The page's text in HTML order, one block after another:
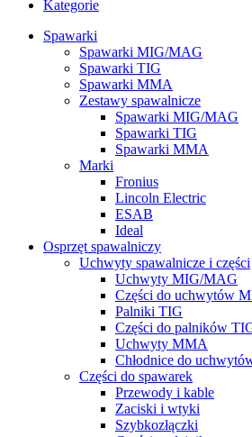
Kategorie
Spawarki
Spawarki MIG/MAG
Spawarki TIG
Spawarki MMA
Zestawy spawalnicze
Spawarki MIG/MAG
Spawarki TIG
Spawarki MMA
Marki
Fronius
Lincoln Electric
ESAB
Ideal
Osprzęt spawalniczy
Uchwyty spawalnicze i części
Uchwyty MIG/MAG
Części do uchwytów
Palniki TIG
Części do palników
Uchwyty MMA
Chłodnice do
Części do spawarek
Przewody i kable
Zaciski i wtyki
Szybkozłączki